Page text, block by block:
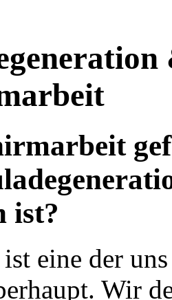
ist?
eine der
Wir